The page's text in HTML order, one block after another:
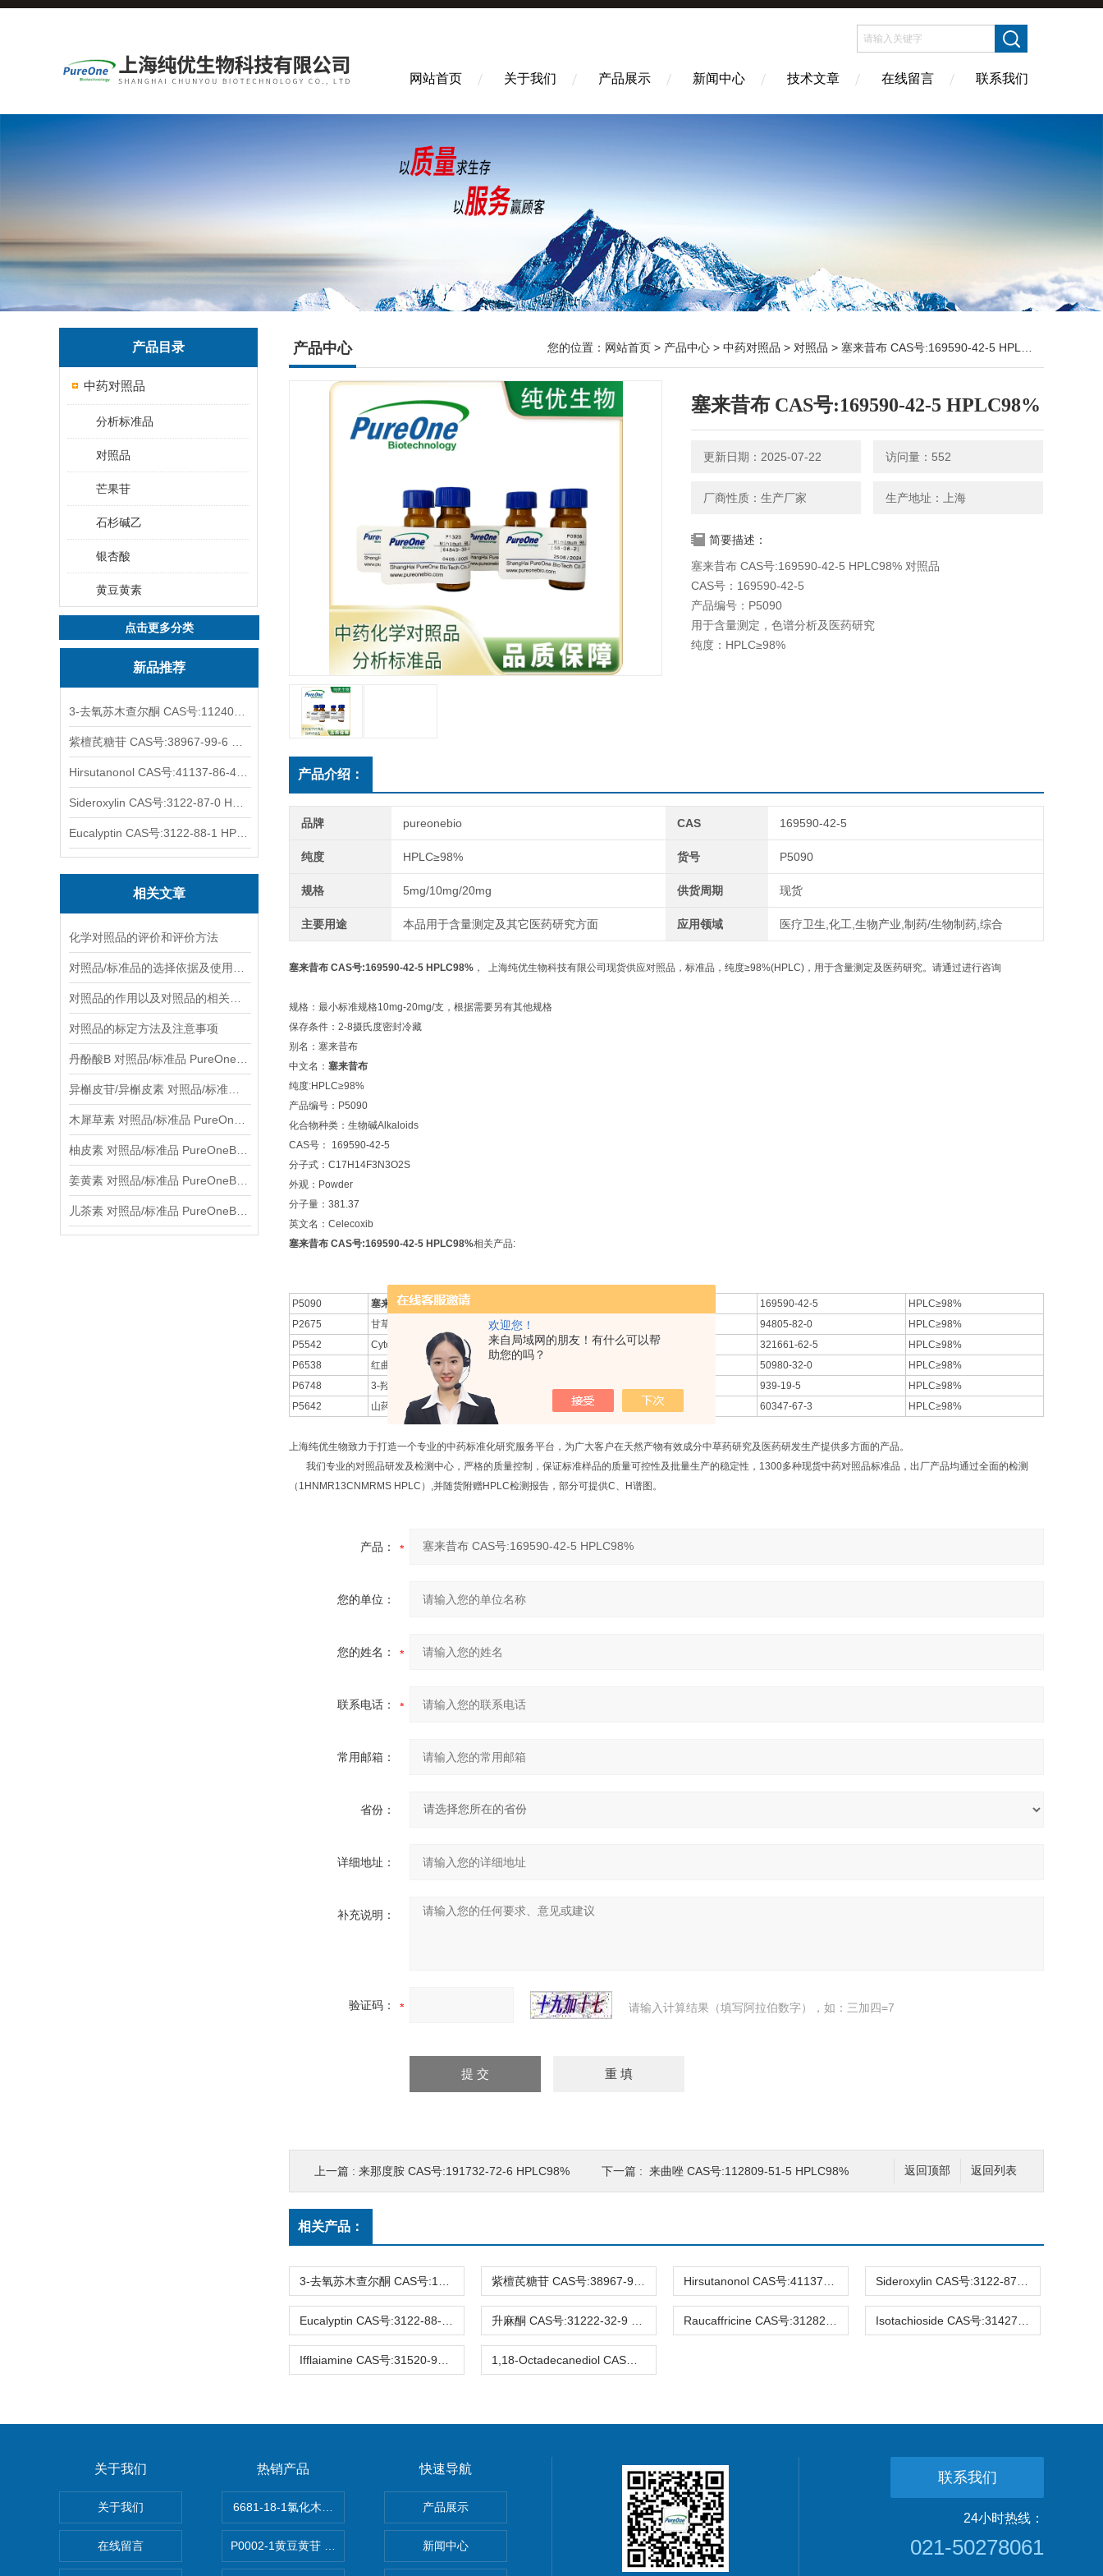
欢迎您！
来自局域网的朋友！有什么可以帮
助您的吗？
网站首页 关于我们 产品展示 新闻中心 技术文章 在线留言 联系我们
产品目录
中药对照品
分析标准品
对照品
芒果苷
石杉碱乙
银杏酸
黄豆黄素
点击更多分类
新品推荐
相关文章
化学对照品的评价和评价方法
对照品的标定方法及注意事项
产品中心 您的位置： 网站首页 > 产品中心 > 中药对照品 > 对照品 > 塞来昔布 CAS号:169590-42-5 HPLC98%
塞来昔布 CAS号:169590-42-5 HPLC98%
更新日期：2025-07-22 访问量：552
厂商性质：生产厂家 生产地址：上海
简要描述：
塞来昔布 CAS号:169590-42-5 HPLC98% 对照品
CAS号：169590-42-5
产品编号：P5090
用于含量测定，色谱分析及医药研究
纯度：HPLC≥98%
产品介绍：
品牌 pureonebio CAS 169590-42-5
纯度 HPLC≥98% 货号 P5090
规格 5mg/10mg/20mg 供货周期 现货
主要用途 本品用于含量测定及其它医药研究方面 应用领域 医疗卫生,化工,生物产业,制药/生物制药,综合
塞来昔布 CAS号:169590-42-5 HPLC98% ， 上海纯优生物科技有限公司现货供应对照品，标准品，纯度≥98%(HPLC)，用于含量测定及医药研究。请通过进行咨询
规格：最小标准规格10mg-20mg/支，根据需要另有其他规格
保存条件：2-8摄氏度密封冷藏
别名：塞来昔布
中文名： 塞来昔布
纯度:HPLC≥98%
产品编号：P5090
化合物种类：生物碱Alkaloids
CAS号： 169590-42-5
分子式：C17H14F3N3O2S
外观：Powder
分子量：381.37
英文名：Celecoxib
塞来昔布 CAS号:169590-42-5 HPLC98%相关产品:
P5090 塞来昔布 169590-42-5
HPLC≥98%
P2675
甘草*** 94805-82-0
HPLC≥98%
P5542
Cytosporone B Cytosporone B 321661-62-5
HPLC≥98%
P6538
红曲黄素 50980-32-0
HPLC≥98%
P6748
3-羟基*** 939-19-5
HPLC≥98%
P5642
山药素 IV Batatasin IV 60347-67-3 HPLC≥98%
上海纯优生物致力于打造一个专业的中药标准化研究服务平台，为广大客户在天然产物有效成分中草药研究及医药研发生产提供多方面的产品。
我们专业的对照品研发及检测中心，严格的质量控制，保证标准样品的质量可控性及批量生产的稳定性，1300多种现货中药对照品标准品，出厂产品均通过全面的检测
（1HNMR13CNMRMS HPLC）,并随货附赠HPLC检测报告，部分可提供C、H谱图。
产品：
您的单位：
您的姓名：
联系电话：
常用邮箱：
省份：
详细地址：
补充说明：
验证码： 请输入计算结果（填写阿拉伯数字），如：三加四=7
返回列表
返回顶部
上一篇 : 来那度胺 CAS号:191732-72-6 HPLC98% 下一篇 : 来曲唑 CAS号:112809-51-5 HPLC98%
相关产品：
关于我们
关于我们
在线留言
热销产品
6681-18-1氯化木兰花碱,magnoflorine chloride,植物提取物,标准品,对照品
P0002-1黄豆黄苷 40246-10-4 Glycitin 分析标准品
快速导航
产品展示
新闻中心
联系我们
24小时热线：
021-50278061